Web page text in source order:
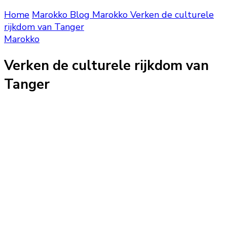
Home Marokko Blog Marokko Verken de culturele
rijkdom van Tanger
Marokko
Verken de culturele rijkdom van
Tanger